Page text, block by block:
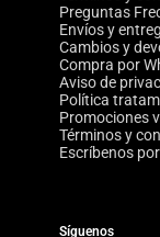
Preguntas
Envíos y
Cambios y
Compra por
Aviso de
Política
Promociones
Términos y
Escríbenos
Síguenos